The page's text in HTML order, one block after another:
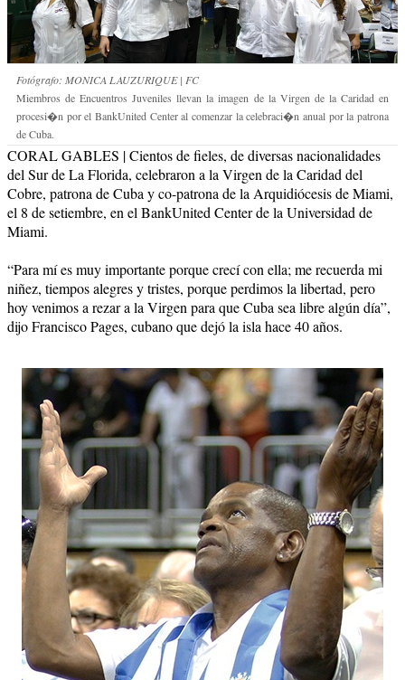
Fotógrafo: MONICA LAUZURIQUE | FC
Miembros de Encuentros Juveniles llevan la imagen de la Virgen de la Caridad en
procesi�n por el BankUnited Center al comenzar la celebraci�n anual por la patrona
de Cuba.
CORAL GABLES | Cientos de fieles, de diversas nacionalidades
del Sur de La Florida, celebraron a la Virgen de la Caridad del
Cobre, patrona de Cuba y co-patrona de la Arquidiócesis de Miami,
el 8 de setiembre, en el BankUnited Center de la Universidad de
Miami.
“Para mí es muy importante porque crecí con ella; me recuerda mi
niñez, tiempos alegres y tristes, porque perdimos la libertad, pero
hoy venimos a rezar a la Virgen para que Cuba sea libre algún día”,
dijo Francisco Pages, cubano que dejó la isla hace 40 años.